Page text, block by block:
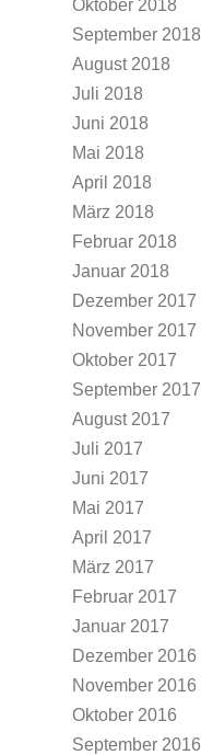
Oktober 2018
September 2018
August 2018
Juli 2018
Juni 2018
Mai 2018
April 2018
März 2018
Februar 2018
Januar 2018
Dezember 2017
November 2017
Oktober 2017
September 2017
August 2017
Juli 2017
Juni 2017
Mai 2017
April 2017
März 2017
Februar 2017
Januar 2017
Dezember 2016
November 2016
Oktober 2016
September 2016